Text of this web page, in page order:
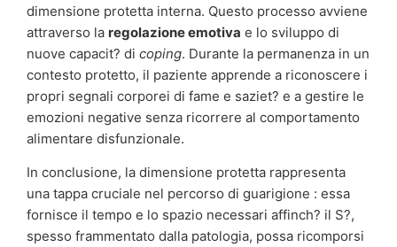
dimensione protetta interna. Questo processo avviene
attraverso la regolazione emotiva e lo sviluppo di
nuove capacit? di coping. Durante la permanenza in un
contesto protetto, il paziente apprende a riconoscere i
propri segnali corporei di fame e saziet? e a gestire le
emozioni negative senza ricorrere al comportamento
alimentare disfunzionale.
In conclusione, la dimensione protetta rappresenta
una tappa cruciale nel percorso di guarigione : essa
fornisce il tempo e lo spazio necessari affinch? il S?,
spesso frammentato dalla patologia, possa ricomporsi